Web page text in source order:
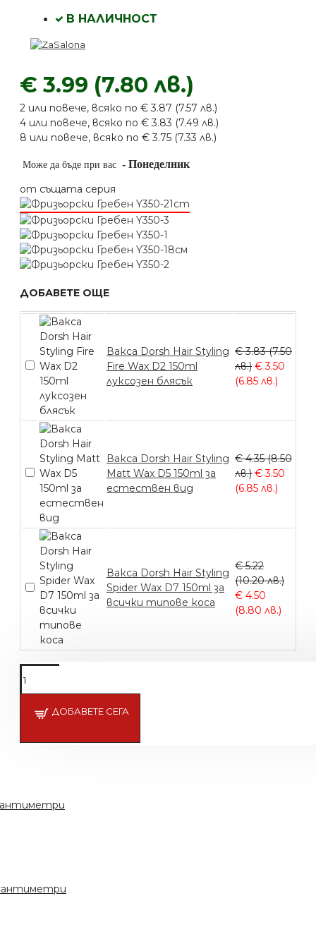
€ 3.99 (7.80 лв.)
2 или повече, всяко по € 3.87 (7.57 лв.)
4 или повече, всяко по € 3.83 (7.49 лв.)
8 или повече, всяко по € 3.75 (7.33 лв.)
В НАЛИЧНОСТ
Може да бъде при вас - Понеделник
от същата серия
ДОБАВЕТЕ ОЩЕ
Вакса Dorsh Hair Styling
Fire Wax D2 150ml
луксозен блясък
€ 3.83 (7.50
лв.) € 3.50
(6.85 лв.)
Вакса Dorsh Hair Styling
Matt Wax D5 150ml за
естествен вид
€ 4.35 (8.50
лв.) € 3.50
(6.85 лв.)
Вакса Dorsh Hair Styling
Spider Wax D7 150ml за
всички типове коса
€ 5.22
(10.20 лв.)
€ 4.50
(8.80 лв.)
ДОБАВЕТЕ СЕГА